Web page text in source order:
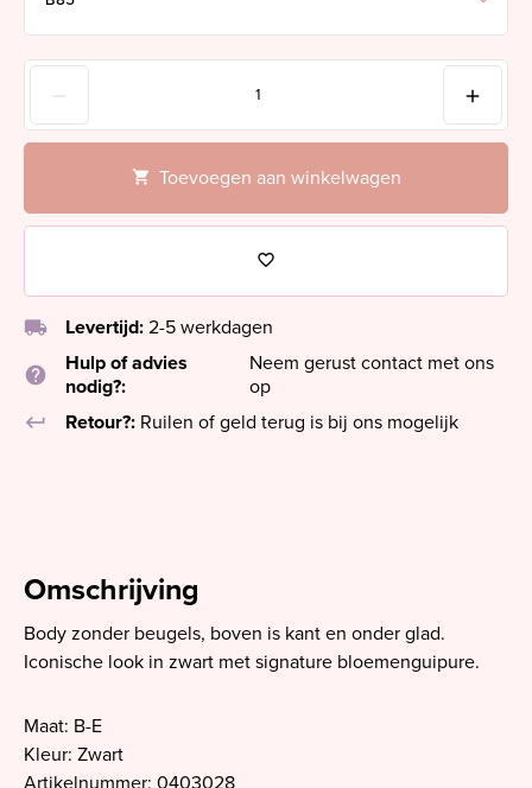
Toevoegen aan winkelwagen
local_shipping Levertijd: 2-5 werkdagen
help
Hulp of advies
nodig?:
Neem gerust contact met ons
op
keyboard_return
Retour?: Ruilen of geld terug is bij ons mogelijk
Omschrijving
Body zonder beugels, boven is kant en onder glad.
Iconische look in zwart met signature bloemenguipure.
Maat: B-E
Kleur: Zwart
Artikelnummer: 0403028